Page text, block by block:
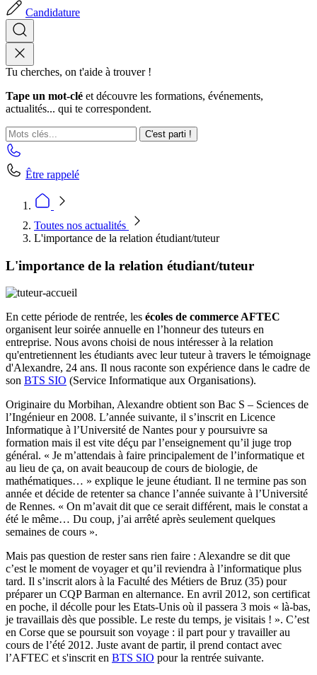
Candidature
Tu cherches, on t'aide à trouver !
Tape un mot-clé et découvre les formations, événements,
actualités... qui te correspondent.
C'est parti !
Être rappelé
Toutes nos actualités
L'importance de la relation étudiant/tuteur
L'importance de la relation étudiant/tuteur
En cette période de rentrée, les écoles de commerce AFTEC
organisent leur soirée annuelle en l’honneur des tuteurs en
entreprise. Nous avons choisi de nous intéresser à la relation
qu'entretiennent les étudiants avec leur tuteur à travers le témoignage
d'Alexandre, 24 ans. Il nous raconte son expérience dans le cadre de
son BTS SIO (Service Informatique aux Organisations).
Originaire du Morbihan, Alexandre obtient son Bac S – Sciences de
l’Ingénieur en 2008. L’année suivante, il s’inscrit en Licence
Informatique à l’Université de Nantes pour y poursuivre sa
formation mais il est vite déçu par l’enseignement qu’il juge trop
général. « Je m’attendais à faire principalement de l’informatique et
au lieu de ça, on avait beaucoup de cours de biologie, de
mathématiques… » explique le jeune étudiant. Il ne termine pas son
année et décide de retenter sa chance l’année suivante à l’Université
de Rennes. « On m’avait dit que ce serait différent, mais le constat a
été le même… Du coup, j’ai arrêté après seulement quelques
semaines de cours ».
Mais pas question de rester sans rien faire : Alexandre se dit que
c’est le moment de voyager et qu’il reviendra à l’informatique plus
tard. Il s’inscrit alors à la Faculté des Métiers de Bruz (35) pour
préparer un CQP Barman en alternance. En avril 2012, son certificat
en poche, il décolle pour les Etats-Unis où il passera 3 mois « là-bas,
je travaillais dès que possible. Le reste du temps, je visitais ! ». C’est
en Corse que se poursuit son voyage : il part pour y travailler au
cours de l’été 2012. Juste avant de partir, il prend contact avec
l’AFTEC et s'inscrit en BTS SIO pour la rentrée suivante.